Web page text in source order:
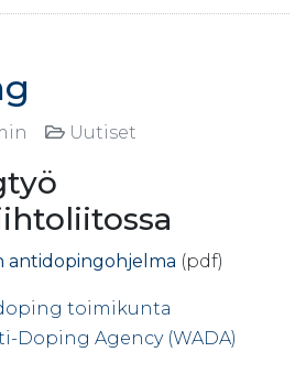
Uutiset
antidopingohjelma (pdf)
toimikunta
Doping Agency (WADA)